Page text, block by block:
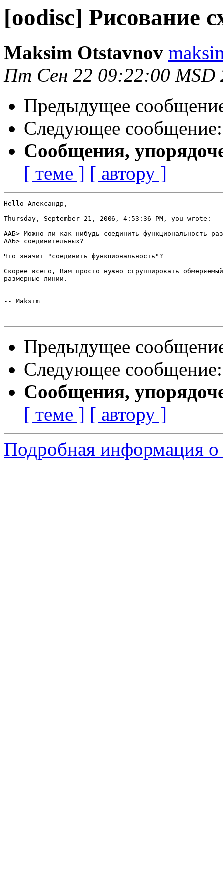
[oodisc] Рисование
Maksim Otstavnov
Пт Сен 22 09:22:00 MSD
Предыдущее
Следующее
Сообщения,
[ теме ] [ автору ]
Hello Александр,
Thursday, September 21, 2006, 4:53:36 PM, you wrote:
ААБ> Можно ли как-нибудь соединить функциональность
ААБ> соединительных?
Что значит "соединить функциональность"?
Скорее всего, Вам просто нужно сгруппировать
размерные линии.
--
-- Maksim
Предыдущее
Следующее
Сообщения,
[ теме ] [ автору ]
Подробная информация о